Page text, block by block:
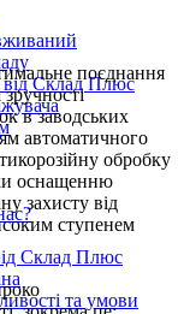
від Склад Плюс
Склад Плюс
та умови
поєднання
в заводських
автоматичного
обробку
оснащенню
захисту від
ступенем